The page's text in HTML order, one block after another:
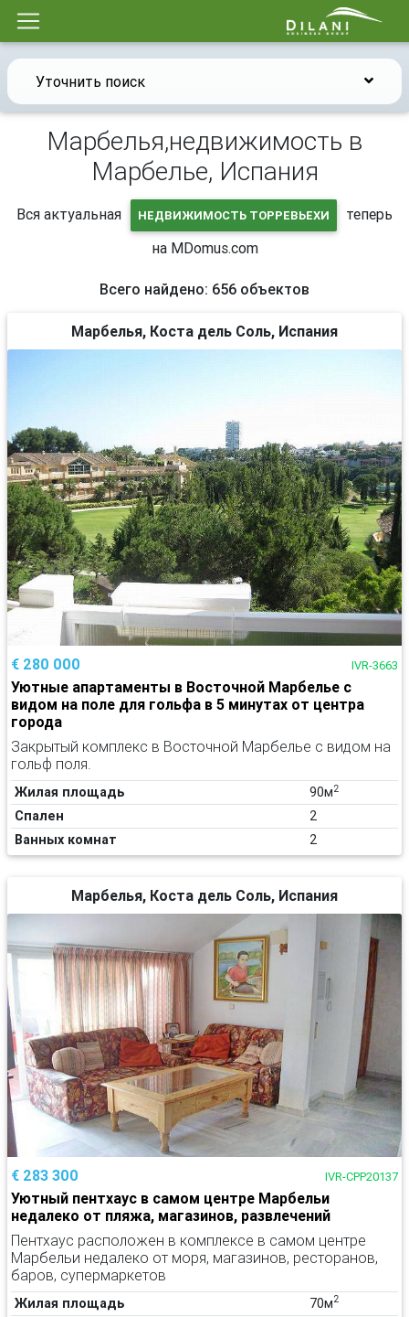
Уточнить поиск
Марбелья,недвижимость в
Марбелье, Испания
Вся актуальная НЕДВИЖИМОСТЬ ТОРРЕВЬЕХИ
теперь
на MDomus.com
Всего найдено: 656 объектов
Марбелья, Коста дель Соль, Испания
€ 280 000 IVR-3663
Уютные апартаменты в Восточной Марбелье с
видом на поле для гольфа в 5 минутах от центра
города
Закрытый комплекс в Восточной Марбелье с видом на
гольф поля.
Жилая площадь 90м2
Спален
2
Ванных комнат
2
Марбелья, Коста дель Соль, Испания
€ 283 300 IVR-CPP20137
Уютный пентхаус в самом центре Марбельи
недалеко от пляжа, магазинов, развлечений
Пентхаус расположен в комплексе в самом центре
Марбельи недалеко от моря, магазинов, ресторанов,
баров, супермаркетов
Жилая площадь 70м2